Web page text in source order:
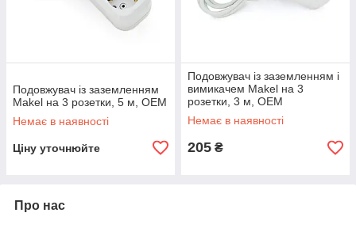
Подовжувач із заземленням
Makel на 3 розетки, 5 м, ОЕМ
Немає в наявності
Ціну уточнюйте
Подовжувач із заземленням і
вимикачем Makel на 3
розетки, 3 м, ОЕМ
Немає в наявності
205 ₴
Про нас